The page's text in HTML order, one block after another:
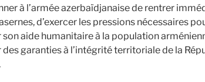
à l’armée azerbaïdjanaise de rentrer
d’exercer les pressions nécessaires
son aide humanitaire à la population
des garanties à l’intégrité territoriale de la